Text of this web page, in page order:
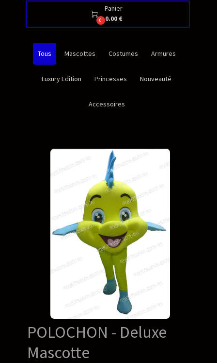

0
Panier
0.00 €
Tous Mascottes Costumes Armures
Luxury Edition Princesses Nouveauté
Accessoires
POLOCHON - Deluxe
Mascotte